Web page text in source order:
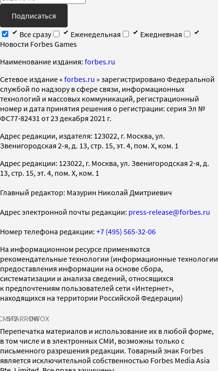
Подписаться
Все сразу
Еженедельная
Ежедневная
Новости Forbes Games
Наименование издания: forbes.ru
Cетевое издание « forbes.ru » зарегистрировано Федеральной
службой по надзору в сфере связи, информационных
технологий и массовых коммуникаций, регистрационный
номер и дата принятия решения о регистрации: серия Эл №
ФС77-82431 от 23 декабря 2021 г.
Адрес редакции, издателя: 123022, г. Москва, ул.
Звенигородская 2-я, д. 13, стр. 15, эт. 4, пом. X, ком. 1
Адрес редакции: 123022, г. Москва, ул. Звенигородская 2-я, д.
13, стр. 15, эт. 4, пом. X, ком. 1
Главный редактор: Мазурин Николай Дмитриевич
Адрес электронной почты редакции: press-release@forbes.ru
Номер телефона редакции: +7 (495) 565-32-06
На информационном ресурсе применяются
рекомендательные технологии (информационные технологии
предоставления информации на основе сбора,
систематизации и анализа сведений, относящихся
к предпочтениям пользователей сети «Интернет»,
находящихся на территории Российской Федерации)
SPARROWINFOX
Перепечатка материалов и использование их в любой форме,
в том числе и в электронных СМИ, возможны только с
письменного разрешения редакции. Товарный знак Forbes
является исключительной собственностью Forbes Media Asia